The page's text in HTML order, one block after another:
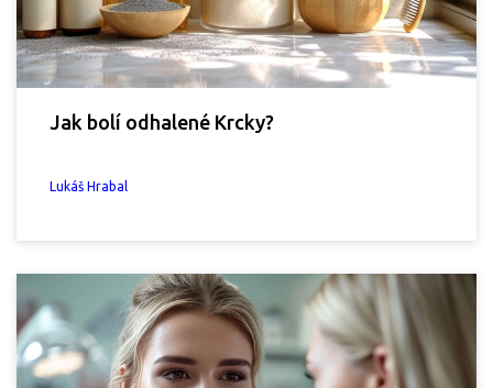
Jak bolí odhalené Krcky?
Lukáš Hrabal